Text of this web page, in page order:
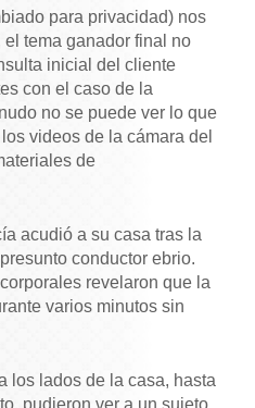
para privacidad) nos
el tema ganador final no
inicial del cliente
con el caso de la
no se puede ver lo que
videos de la cámara del
de
acudió a su casa tras la
conductor ebrio.
revelaron que la
varios minutos sin
los lados de la casa, hasta
pudieron ver a un sujeto